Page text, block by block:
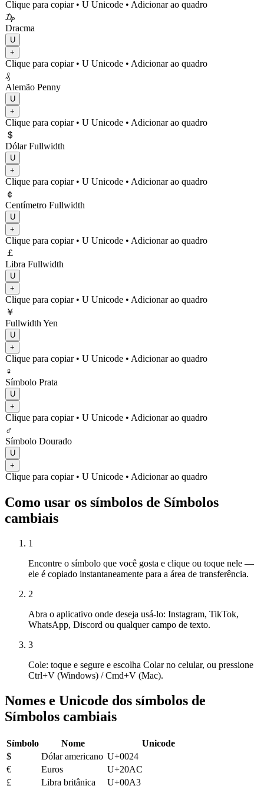
Clique para copiar• U Unicode • Adicionar ao quadro
₯
Dracma
U
+
Clique para copiar• U Unicode • Adicionar ao quadro
₰
Alemão Penny
U
+
Clique para copiar• U Unicode • Adicionar ao quadro
＄
Dólar Fullwidth
U
+
Clique para copiar• U Unicode • Adicionar ao quadro
￠
Centímetro Fullwidth
U
+
Clique para copiar• U Unicode • Adicionar ao quadro
￡
Libra Fullwidth
U
+
Clique para copiar• U Unicode • Adicionar ao quadro
￥
Fullwidth Yen
U
+
Clique para copiar• U Unicode • Adicionar ao quadro
♀
Símbolo Prata
U
+
Clique para copiar• U Unicode • Adicionar ao quadro
♂
Símbolo Dourado
U
+
Clique para copiar• U Unicode • Adicionar ao quadro
Como usar os símbolos de Símbolos
cambiais
1
Encontre o símbolo que você gosta e clique ou toque nele —
ele é copiado instantaneamente para a área de transferência.
2
Abra o aplicativo onde deseja usá-lo: Instagram, TikTok,
WhatsApp, Discord ou qualquer campo de texto.
3
Cole: toque e segure e escolha Colar no celular, ou pressione
Ctrl+V (Windows) / Cmd+V (Mac).
Nomes e Unicode dos símbolos de
Símbolos cambiais
Símbolo Nome
Unicode
$
Dólar americano U+0024
€
Euros
U+20AC
£
Libra britânica
U+00A3